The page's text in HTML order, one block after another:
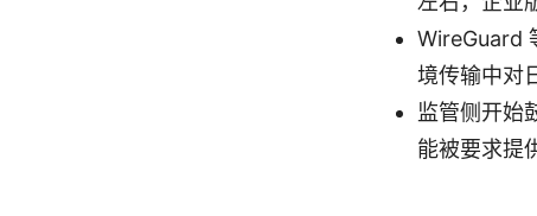
WireGuard
境传输中对
监管侧开始
能被要求提